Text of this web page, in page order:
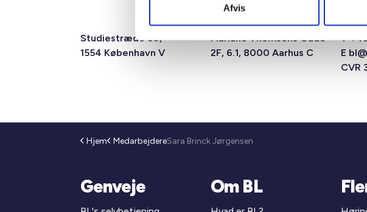
Afvis
Studiestræde 50,
1554 København V
Mariane Thomsens Gade
2F, 6.1, 8000 Aarhus C
T
E
CVR
Hjem MedarbejdereSara Brinck Jørgensen
Genveje Om BL